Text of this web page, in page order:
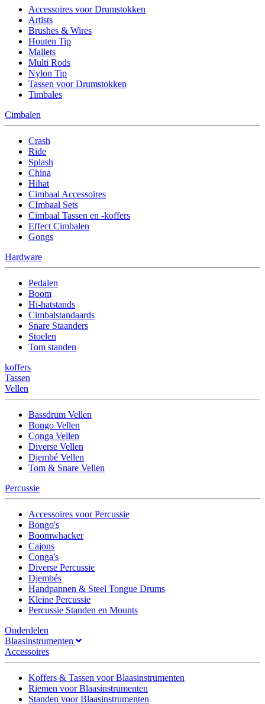
Accessoires voor Drumstokken
Artists
Brushes & Wires
Houten Tip
Mallets
Multi Rods
Nylon Tip
Tassen voor Drumstokken
Timbales
Cimbalen
Crash
Ride
Splash
China
Hihat
Cimbaal Accessoires
CImbaal Sets
Cimbaal Tassen en -koffers
Effect Cimbalen
Gongs
Hardware
Pedalen
Boom
Hi-hatstands
Cimbalstandaards
Snare Staanders
Stoelen
Tom standen
koffers
Tassen
Vellen
Bassdrum Vellen
Bongo Vellen
Conga Vellen
Diverse Vellen
Djembé Vellen
Tom & Snare Vellen
Percussie
Accessoires voor Percussie
Bongo's
Boomwhacker
Cajons
Conga's
Diverse Percussie
Djembés
Handpannen & Steel Tongue Drums
Kleine Percussie
Percussie Standen en Mounts
Onderdelen
Blaasinstrumenten
Accessoires
Koffers & Tassen voor Blaasinstrumenten
Riemen voor Blaasinstrumenten
Standen voor Blaasinstrumenten